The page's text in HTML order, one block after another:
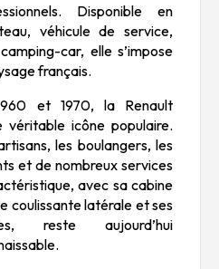
Disponible en
véhicule de service,
car, elle s’impose
français.
et 1970, la Renault
icône populaire.
les boulangers, les
et de nombreux services
avec sa cabine
coulissante latérale et ses
reste aujourd’hui